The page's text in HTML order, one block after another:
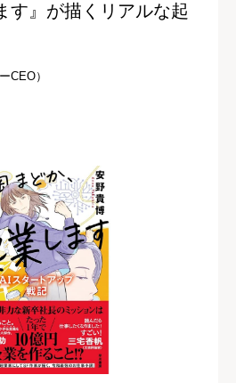
す』が描くリアルな起
CEO）